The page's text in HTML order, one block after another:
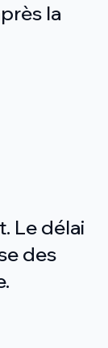
la
Le délai
des